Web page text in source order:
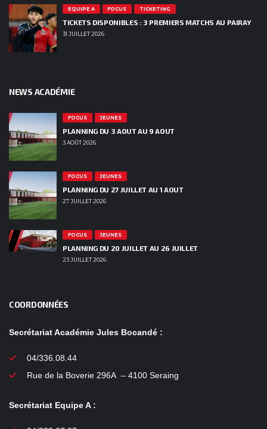
EQUIPE A FOCUS TICKETING
TICKETS DISPONIBLES : 3 PREMIERS MATCHS AU PAIRAY
31 JUILLET 2026
NEWS ACADÉMIE
FOCUS JEUNES
PLANNING DU 3 AOUT AU 9 AOUT
3 AOÛT 2026
FOCUS JEUNES
PLANNING DU 27 JUILLET AU 1 AOUT
27 JUILLET 2026
FOCUS JEUNES
PLANNING DU 20 JUILLET AU 26 JUILLET
23 JUILLET 2026
COORDONNÉES
Secrétariat Académie Jules Bocandé :
04/336.08.44
Rue de la Boverie 296A – 4100 Seraing
Secrétariat Equipe A :